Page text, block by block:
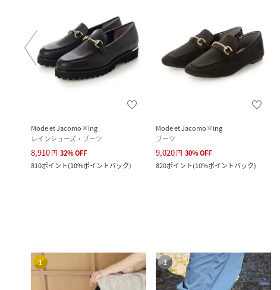
Mode et Jacomo×ing
レインシューズ・ブーツ
8,910円 32%OFF
810ポイント(10%ポイントバック)
Mode et Jacomo×ing
ブーツ
9,020円 30%OFF
820ポイント(10%ポイントバック)
1 2